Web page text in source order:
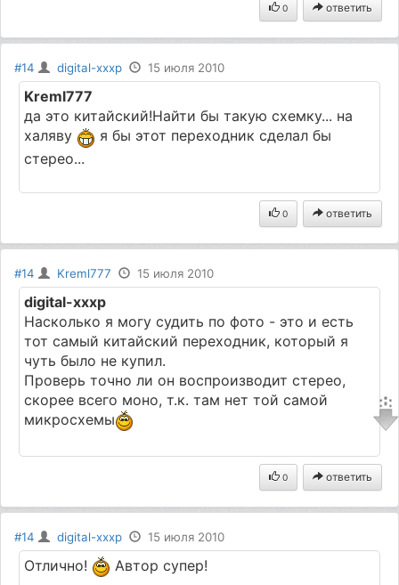
0 ответить
#14 digital-xxxp 15 июля 2010
Kreml777
да это китайский!Найти бы такую схемку... на
халяву
я бы этот переходник сделал бы
стерео...
0 ответить
#14 Kreml777 15 июля 2010
digital-xxxp
Насколько я могу судить по фото - это и есть
тот самый китайский переходник, который я
чуть было не купил.
Проверь точно ли он воспроизводит стерео,
скорее всего моно, т.к. там нет той самой
микросхемы
0 ответить
#14 digital-xxxp 15 июля 2010
Отлично! Автор супер!